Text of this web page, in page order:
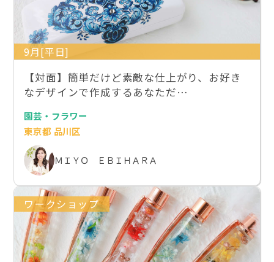
9月[平日]
【対面】簡単だけど素敵な仕上がり、お好き
なデザインで作成するあなただ…
園芸・フラワー
東京都 品川区
ＭＩＹＯ ＥＢＩＨＡＲＡ
ワークショップ